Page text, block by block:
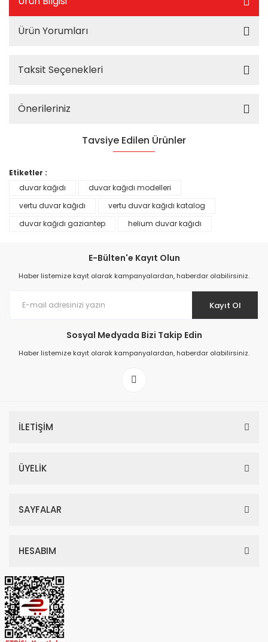
Ürün Yorumları
Taksit Seçenekleri
Önerileriniz
Tavsiye Edilen Ürünler
Prime ArtDECO Duvar Kağıdı Tutkalı 500 gr
149,00 TL
Etiketler :
duvar kağıdı
duvar kağıdı modelleri
vertu duvar kağıdı
vertu duvar kağıdı katalog
duvar kağıdı gaziantep
helium duvar kağıdı
E-Bülten'e Kayıt Olun
Haber listemize kayıt olarak kampanyalardan, haberdar olabilirsiniz.
Kayıt Ol
Sosyal Medyada Bizi Takip Edin
Haber listemize kayıt olarak kampanyalardan, haberdar olabilirsiniz.
İLETİŞİM
ÜYELİK
SAYFALAR
HESABIM